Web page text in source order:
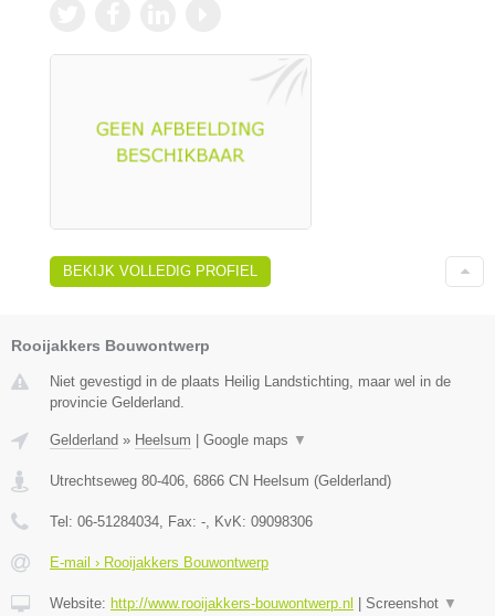
BEKIJK VOLLEDIG PROFIEL
Rooijakkers Bouwontwerp
Niet gevestigd in de plaats Heilig Landstichting, maar wel in de
provincie Gelderland.
Gelderland » Heelsum | Google maps ▼
Utrechtseweg 80-406 6866 CN Heelsum (Gelderland)
Tel: 06-51284034 , Fax: - , KvK: 09098306
E-mail › Rooijakkers Bouwontwerp
Website: http://www.rooijakkers-bouwontwerp.nl | Screenshot ▼